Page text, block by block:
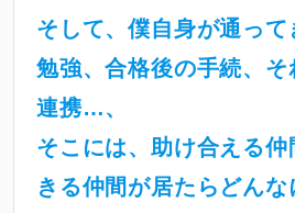
そして、僕自身が通っ
勉強、合格後の手続、
連携…、
そこには、助け合える
きる仲間が居たらどんな